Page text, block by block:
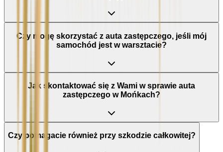
Czy mogę skorzystać z auta zastępczego, jeśli mój
samochód jest w warsztacie?
Jak skontaktować się z Wami w sprawie auta
zastępczego w Mońkach?
Czy pomagacie również przy szkodzie całkowitej?